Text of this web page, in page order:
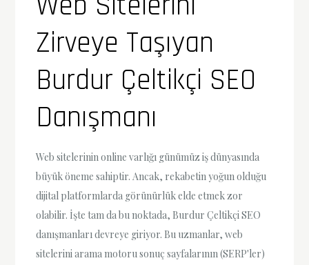
Zirveye Taşıyan
Burdur Çeltikçi SEO
Danışmanı
Web sitelerinin online varlığı günümüz iş dünyasında
büyük öneme sahiptir. Ancak, rekabetin yoğun olduğu
dijital platformlarda görünürlük elde etmek zor
olabilir. İşte tam da bu noktada, Burdur Çeltikçi SEO
danışmanları devreye giriyor. Bu uzmanlar, web
sitelerini arama motoru sonuç sayfalarının (SERP'ler)